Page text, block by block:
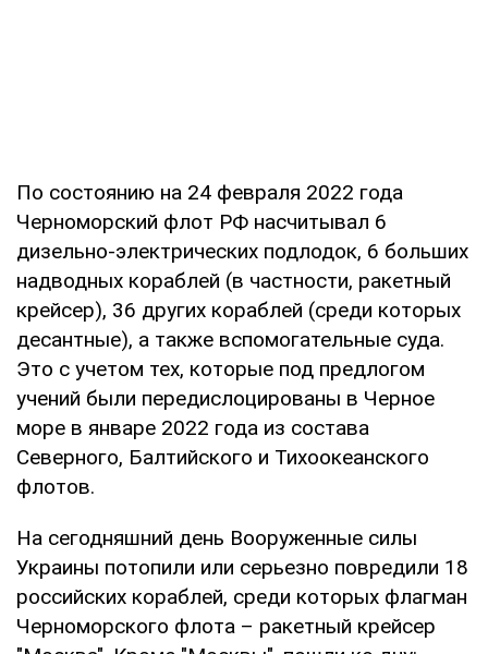
По состоянию на 24 февраля 2022 года
Черноморский флот РФ насчитывал 6
дизельно-электрических подлодок, 6 больших
надводных кораблей (в частности, ракетный
крейсер), 36 других кораблей (среди которых
десантные), а также вспомогательные суда.
Это с учетом тех, которые под предлогом
учений были передислоцированы в Черное
море в январе 2022 года из состава
Северного, Балтийского и Тихоокеанского
флотов.
На сегодняшний день Вооруженные силы
Украины потопили или серьезно повредили 18
российских кораблей, среди которых флагман
Черноморского флота – ракетный крейсер